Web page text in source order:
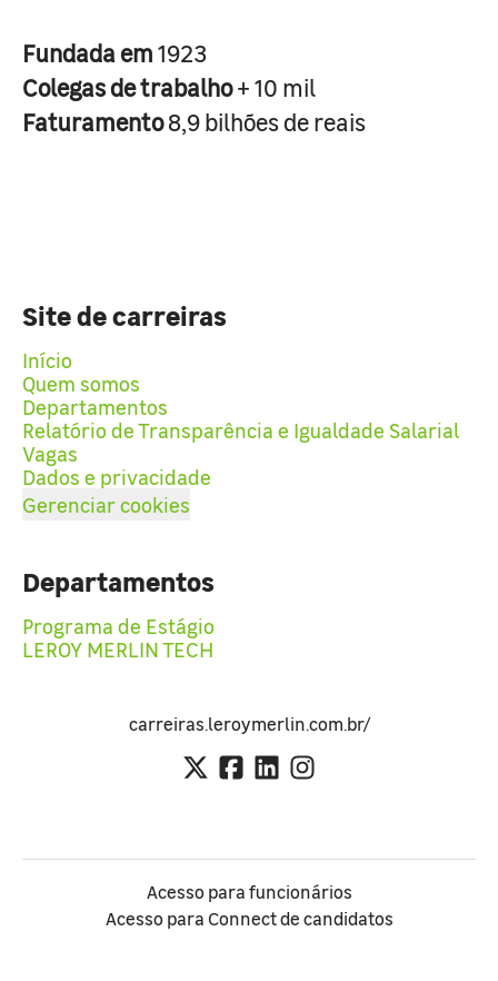
Fundada em1923
Colegas de trabalho+ 10 mil
Faturamento8,9 bilhões de reais
Site de carreiras
Início
Quem somos
Departamentos
Relatório de Transparência e Igualdade Salarial
Vagas
Dados e privacidade
Gerenciar cookies
Departamentos
Programa de Estágio
LEROY MERLIN TECH
carreiras.leroymerlin.com.br/
Acesso para funcionários
Acesso para Connect de candidatos